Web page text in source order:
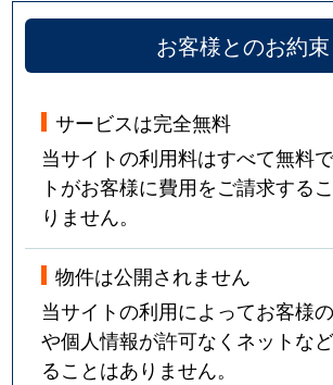
お客様とのお約束
サービスは完全無料
当サイトの利用料はすべて無料
トがお客様に費用をご請求する
りません。
物件は公開されません
当サイトの利用によってお客様
や個人情報が許可なくネットな
ることはありません。